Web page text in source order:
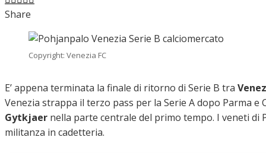
FOCUS
CALCIOMERCATO
Share
Copyright: Venezia FC
E’ appena terminata la finale di ritorno di Serie B tra
Venezia strappa il terzo pass per la Serie A dopo Parma e
Gytkjaer nella parte centrale del primo tempo. I veneti di
militanza in cadetteria.